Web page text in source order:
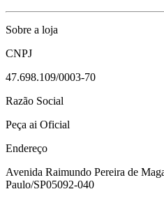
Sobre a loja
CNPJ
47.698.109/0003-70
Razão Social
Peça ai Oficial
Endereço
Avenida Raimundo Pereira de
Paulo/SP05092-040